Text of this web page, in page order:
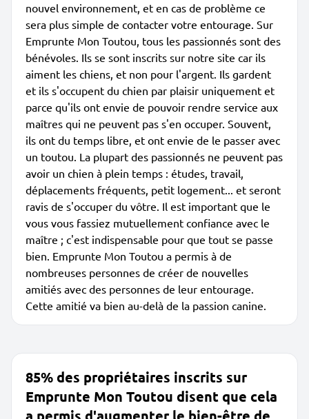
nouvel environnement, et en cas de problème ce
sera plus simple de contacter votre entourage. Sur
Emprunte Mon Toutou, tous les passionnés sont des
bénévoles. Ils se sont inscrits sur notre site car ils
aiment les chiens, et non pour l'argent. Ils gardent
et ils s'occupent du chien par plaisir uniquement et
parce qu'ils ont envie de pouvoir rendre service aux
maîtres qui ne peuvent pas s'en occuper. Souvent,
ils ont du temps libre, et ont envie de le passer avec
un toutou. La plupart des passionnés ne peuvent pas
avoir un chien à plein temps : études, travail,
déplacements fréquents, petit logement... et seront
ravis de s'occuper du vôtre. Il est important que le
vous vous fassiez mutuellement confiance avec le
maître ; c'est indispensable pour que tout se passe
bien. Emprunte Mon Toutou a permis à de
nombreuses personnes de créer de nouvelles
amitiés avec des personnes de leur entourage.
Cette amitié va bien au-delà de la passion canine.
85% des propriétaires inscrits sur
Emprunte Mon Toutou disent que cela